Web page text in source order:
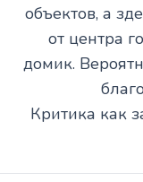
объектов, а
от центра
домик.
Критика как